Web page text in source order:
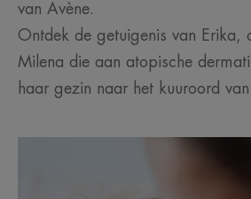
van Avène.
Ontdek de getuigenis van Erika,
Milena die aan atopische
haar gezin naar het kuuroord